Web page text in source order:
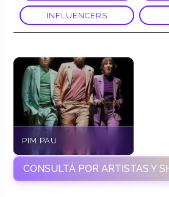
INFLUENCERS
PIM PAU
CONSULTÁ POR ARTISTAS Y